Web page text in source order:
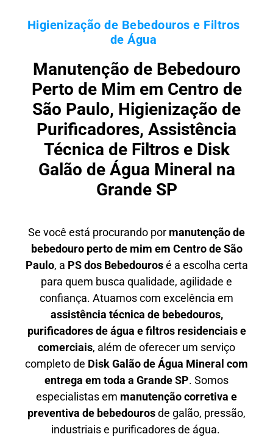
Higienização de Bebedouros e Filtros
de Água
Manutenção de Bebedouro
Perto de Mim em Centro de
São Paulo, Higienização de
Purificadores, Assistência
Técnica de Filtros e Disk
Galão de Água Mineral na
Grande SP
Se você está procurando por manutenção de
bebedouro perto de mim em Centro de São
Paulo, a PS dos Bebedourosé a escolha certa
para quem busca qualidade, agilidade e
confiança. Atuamos com excelência em
assistência técnica de bebedouros,
purificadores de água e filtros residenciais e
comerciais, além de oferecer um serviço
completo de Disk Galão de Água Mineral com
entrega em toda a Grande SP. Somos
especialistas em manutenção corretiva e
preventiva de bebedourosde galão, pressão,
industriais e purificadores de água.